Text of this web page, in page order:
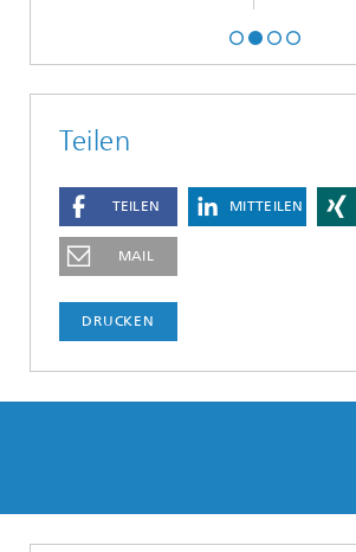
Teilen
TEILEN MITTEILEN
MAIL
DRUCKEN